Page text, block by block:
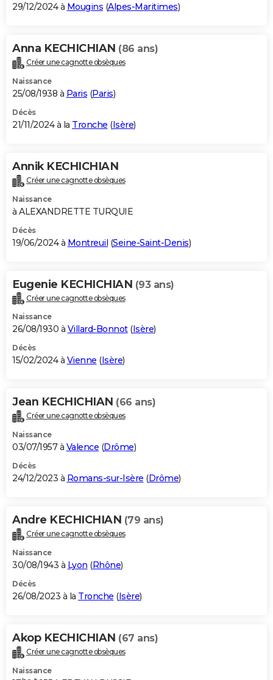
29/12/2024 à Mougins (Alpes-Maritimes)
Anna KECHICHIAN (86 ans)
Créer une cagnotte obsèques
Naissance
25/08/1938 à Paris (Paris)
Décès
21/11/2024 à la Tronche (Isère)
Annik KECHICHIAN
Créer une cagnotte obsèques
Naissance
à ALEXANDRETTE TURQUIE
Décès
19/06/2024 à Montreuil (Seine-Saint-Denis)
Eugenie KECHICHIAN (93 ans)
Créer une cagnotte obsèques
Naissance
26/08/1930 à Villard-Bonnot(Isère)
Décès
15/02/2024 à Vienne (Isère)
Jean KECHICHIAN (66 ans)
Créer une cagnotte obsèques
Naissance
03/07/1957 à Valence (Drôme)
Décès
24/12/2023 à Romans-sur-Isère (Drôme)
Andre KECHICHIAN (79 ans)
Créer une cagnotte obsèques
Naissance
30/08/1943 à Lyon (Rhône)
Décès
26/08/2023 à la Tronche (Isère)
Akop KECHICHIAN (67 ans)
Créer une cagnotte obsèques
Naissance